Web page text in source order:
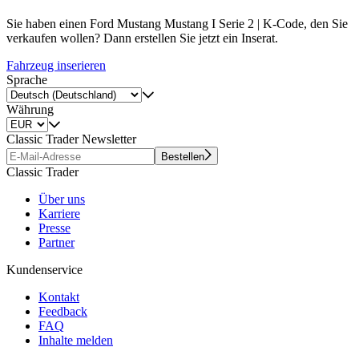
Sie haben einen Ford Mustang Mustang I Serie 2 | K-Code, den Sie
verkaufen wollen? Dann erstellen Sie jetzt ein Inserat.
Fahrzeug inserieren
Sprache
Währung
Classic Trader Newsletter
Bestellen
Classic Trader
Über uns
Karriere
Presse
Partner
Kundenservice
Kontakt
Feedback
FAQ
Inhalte melden